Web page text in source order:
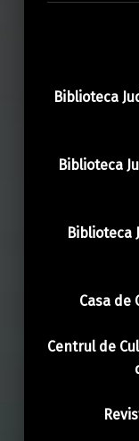
Biblioteca
Biblioteca
Biblioteca
Casa de
Centrul de